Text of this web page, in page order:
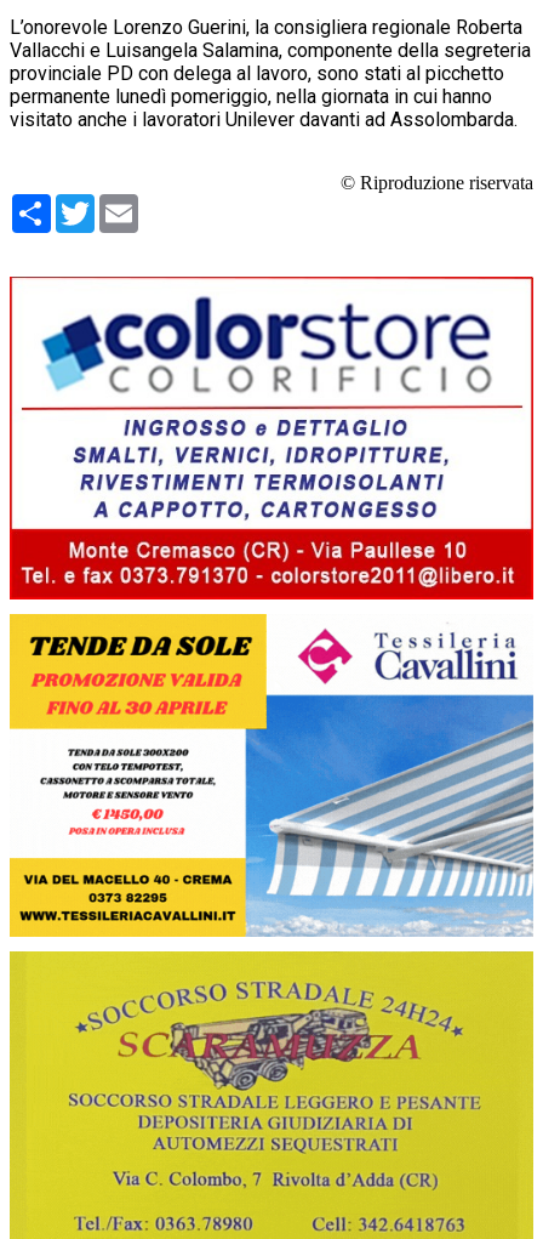
L’onorevole Lorenzo Guerini, la consigliera regionale Roberta
Vallacchi e Luisangela Salamina, componente della segreteria
provinciale PD con delega al lavoro, sono stati al picchetto
permanente lunedì pomeriggio, nella giornata in cui hanno
visitato anche i lavoratori Unilever davanti ad Assolombarda.
© Riproduzione riservata
Condividi
Twitter